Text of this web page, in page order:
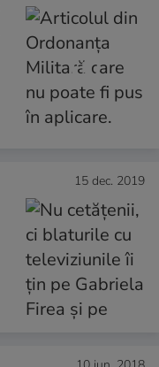
15 dec. 2019